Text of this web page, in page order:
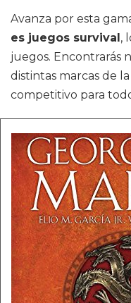
Avanza por esta
es juegos survival,
juegos. Encontrarás
distintas marcas de
competitivo para